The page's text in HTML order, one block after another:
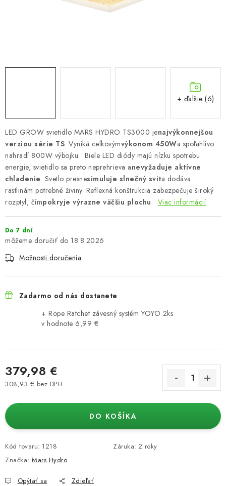
Podmienky o ochrane osobných údajov
LED GROW svietidlo MARS HYDRO TS3000 jenajvýkonnejšou
verziou série TS. Vyniká celkovýmvýkonom 450Wa spoľahlivo
nahradí 800W výbojku. Biele LED diódy majú nízku spotrebu
energie, svietidlo sa preto neprehrieva anevyžaduje aktívne
chladenie. Svetlo presnesimuluje slnečný svita dodáva
rastlinám potrebné živiny. Reflexná konštrukcia zabezpečuje široký
rozptyl, čímpokryje výrazne väčšiu plochu. Viac informácií
Do 7 dní
18.8.2026
Možnosti doručenia
Zadarmo od nás dostanete
+ Rope Ratchet závesný systém YOYO 2ks
v hodnote 6,99 €
379,98 €
308,93 € bez DPH
DO KOŠÍKA
Kód tovaru: 1218 Záruka: 2 roky
Značka: Mars Hydro
Opýtať sa Zdieľať
+ ďalšie (6)